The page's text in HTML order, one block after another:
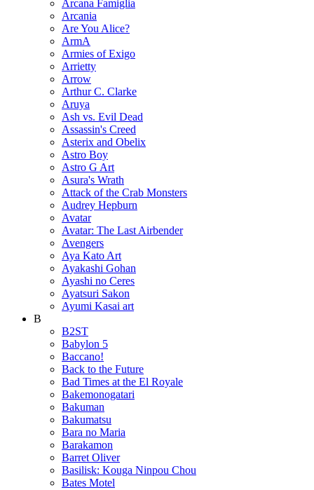
Arcana Famiglia
Arcania
Are You Alice?
ArmA
Armies of Exigo
Arrietty
Arrow
Arthur C. Clarke
Aruya
Ash vs. Evil Dead
Assassin's Creed
Asterix and Obelix
Astro Boy
Astro G Art
Asura's Wrath
Attack of the Crab Monsters
Audrey Hepburn
Avatar
Avatar: The Last Airbender
Avengers
Aya Kato Art
Ayakashi Gohan
Ayashi no Ceres
Ayatsuri Sakon
Ayumi Kasai art
B
B2ST
Babylon 5
Baccano!
Back to the Future
Bad Times at the El Royale
Bakemonogatari
Bakuman
Bakumatsu
Bara no Maria
Barakamon
Barret Oliver
Basilisk: Kouga Ninpou Chou
Bates Motel